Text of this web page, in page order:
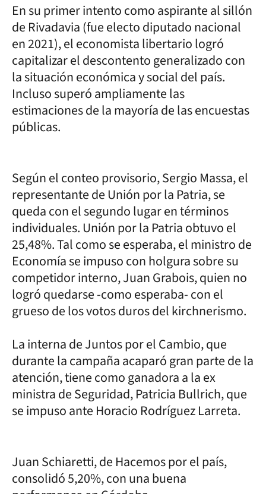
En su primer intento como aspirante al sillón
de Rivadavia (fue electo diputado nacional
en 2021), el economista libertario logró
capitalizar el descontento generalizado con
la situación económica y social del país.
Incluso superó ampliamente las
estimaciones de la mayoría de las encuestas
públicas.
Según el conteo provisorio, Sergio Massa, el
representante de Unión por la Patria, se
queda con el segundo lugar en términos
individuales. Unión por la Patria obtuvo el
25,48%. Tal como se esperaba, el ministro de
Economía se impuso con holgura sobre su
competidor interno, Juan Grabois, quien no
logró quedarse -como esperaba- con el
grueso de los votos duros del kirchnerismo.
La interna de Juntos por el Cambio, que
durante la campaña acaparó gran parte de la
atención, tiene como ganadora a la ex
ministra de Seguridad, Patricia Bullrich, que
se impuso ante Horacio Rodríguez Larreta.
Juan Schiaretti, de Hacemos por el país,
consolidó 5,20%, con una buena